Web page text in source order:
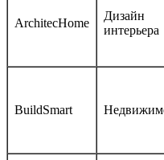
ArchitecHome
Дизайн
интерьера
BuildSmart